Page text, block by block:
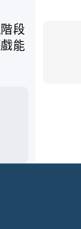
段
能